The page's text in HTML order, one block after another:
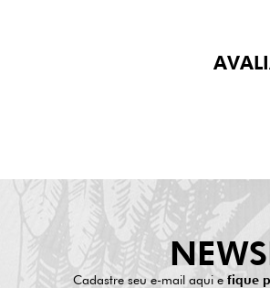
Cadastre seu e-mail aqui e fique